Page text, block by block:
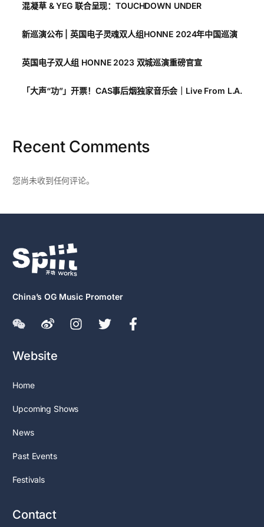
混凝草 & YEG 联合呈现：TOUCHDOWN UNDER
新巡演公布 | 英国电子灵魂双人组HONNE 2024年中国巡演
英国电子双人组 HONNE 2023 双城巡演重磅官宣
「大声“功”」开票！CAS事后烟独家音乐会｜Live From L.A.
Recent Comments
您尚未收到任何评论。
China’s OG Music Promoter
Website
Home
Upcoming Shows
News
Past Events
Festivals
Contact